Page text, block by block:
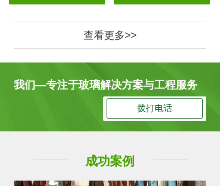
查看更多>>
我们—专注于玻璃解决方案与工程服务
拨打电话
成功案例